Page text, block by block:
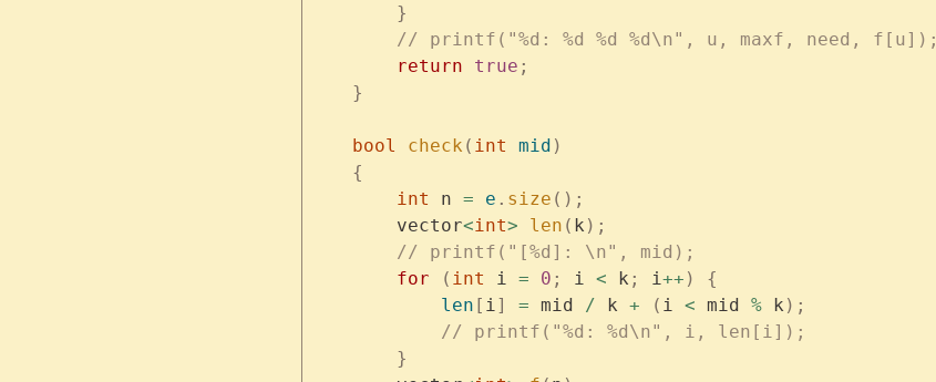
        }
        // printf("%d: %d %d %d\n", u, maxf, need, f[u]);
        return
true ;
    }
    bool
check ( int mid )
    {
        int
n = e . size ();
        vector
<int> len ( k );
        // printf("[%d]: \n", mid);
        for
( int i = 0 ; i < k ; i++ )
{
            len
[ i] = mid / k + ( i < mid % k );
            // printf("%d: %d\n", i, len[i]);
        }